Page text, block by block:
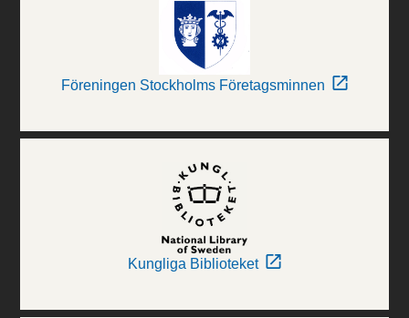
Föreningen Stockholms Företagsminnen
Kungliga Biblioteket